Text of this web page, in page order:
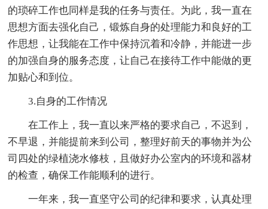
的琐碎工作也同样是我的任务与责任。为此，我一直在
思想方面去强化自己，锻炼自身的处理能力和良好的工
作思想，让我能在工作中保持沉着和冷静，并能进一步
的加强自身的服务态度，让自己在接待工作中能做的更
加贴心和到位。
3.自身的工作情况
在工作上，我一直以来严格的要求自己，不迟到，
不早退，并能提前来到公司，整理好前天的事物并为公
司四处的绿植浇水修枝，且做好办公室内的环境和器材
的检查，确保工作能顺利的进行。
一年来，我一直坚守公司的纪律和要求，认真处理